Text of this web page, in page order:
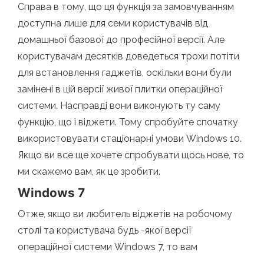
Справа в тому, що ця функція за замовчуванням
доступна лише для семи користувачів від
домашньої базової до професійної версії. Але
користувачам десятків доведеться трохи потіти
для встановлення гаджетів, оскільки вони були
замінені в цій версії живої плитки операційної
системи. Насправді вони виконують ту саму
функцію, що і віджети. Тому спробуйте спочатку
використовувати стаціонарні умови Windows 10.
Якщо ви все ще хочете спробувати щось нове, то
ми скажемо вам, як це зробити.
Windows 7
Отже, якщо ви любитель віджетів на робочому
столі та користувача будь -якої версії
операційної системи Windows 7, то вам